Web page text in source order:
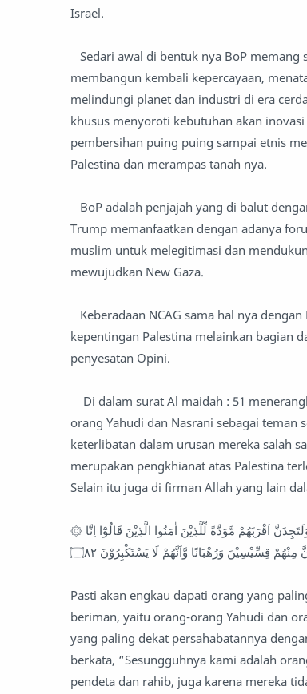
Israel.
Sedari awal di bentuk nya BoP
membangun kembali kepercayaan,
melindungi planet dan industri di era
khusus menyoroti kebutuhan akan
pembersihan puing puing sampai etnis
Palestina dan merampas tanah nya.
BoP adalah penjajah yang di balut
Trump memanfaatkan dengan adanya
muslim untuk melegitimasi dan
mewujudkan New Gaza.
Keberadaan NCAG sama hal nya
kepentingan Palestina melainkan bagian
penyesatan Opini.
Di dalam surat Al maidah : 51
orang Yahudi dan Nasrani sebagai teman
keterlibatan dalam urusan mereka salah
merupakan pengkhianat atas Palestina
Selain itu juga di firman Allah yang lain
۞ لَتَجِدَنَّ اَشَدَّ النَّاسِ عَدَاوَةً لِّلَّذِيْنَ اٰمَنُوا الْيَهُوْدَ وَالَّذِيْنَ اَشْرَكُوْاۚ وَلَتَجِدَنَّ اَقْرَبَهُمْ مَّوَدَّةً لِّلَّذِيْنَ اٰمَنُوا الَّذِيْنَ قَالُوْٓا اِنَّا
قِسِّيْسِيْنَ وَرُهْبَانًا وَّاَنَّهُمْ لَا يَسْتَكْبِرُوْنَ ۝٨٢
Pasti akan engkau dapati orang yang
beriman, yaitu orang-orang Yahudi dan
yang paling dekat persahabatannya
berkata, “Sesungguhnya kami adalah
pendeta dan rahib, juga karena mereka